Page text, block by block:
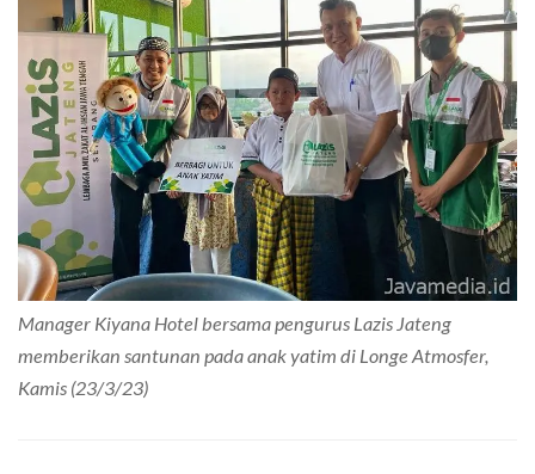
Manager Kiyana Hotel bersama pengurus Lazis Jateng
memberikan santunan pada anak yatim di Longe Atmosfer,
Kamis (23/3/23)